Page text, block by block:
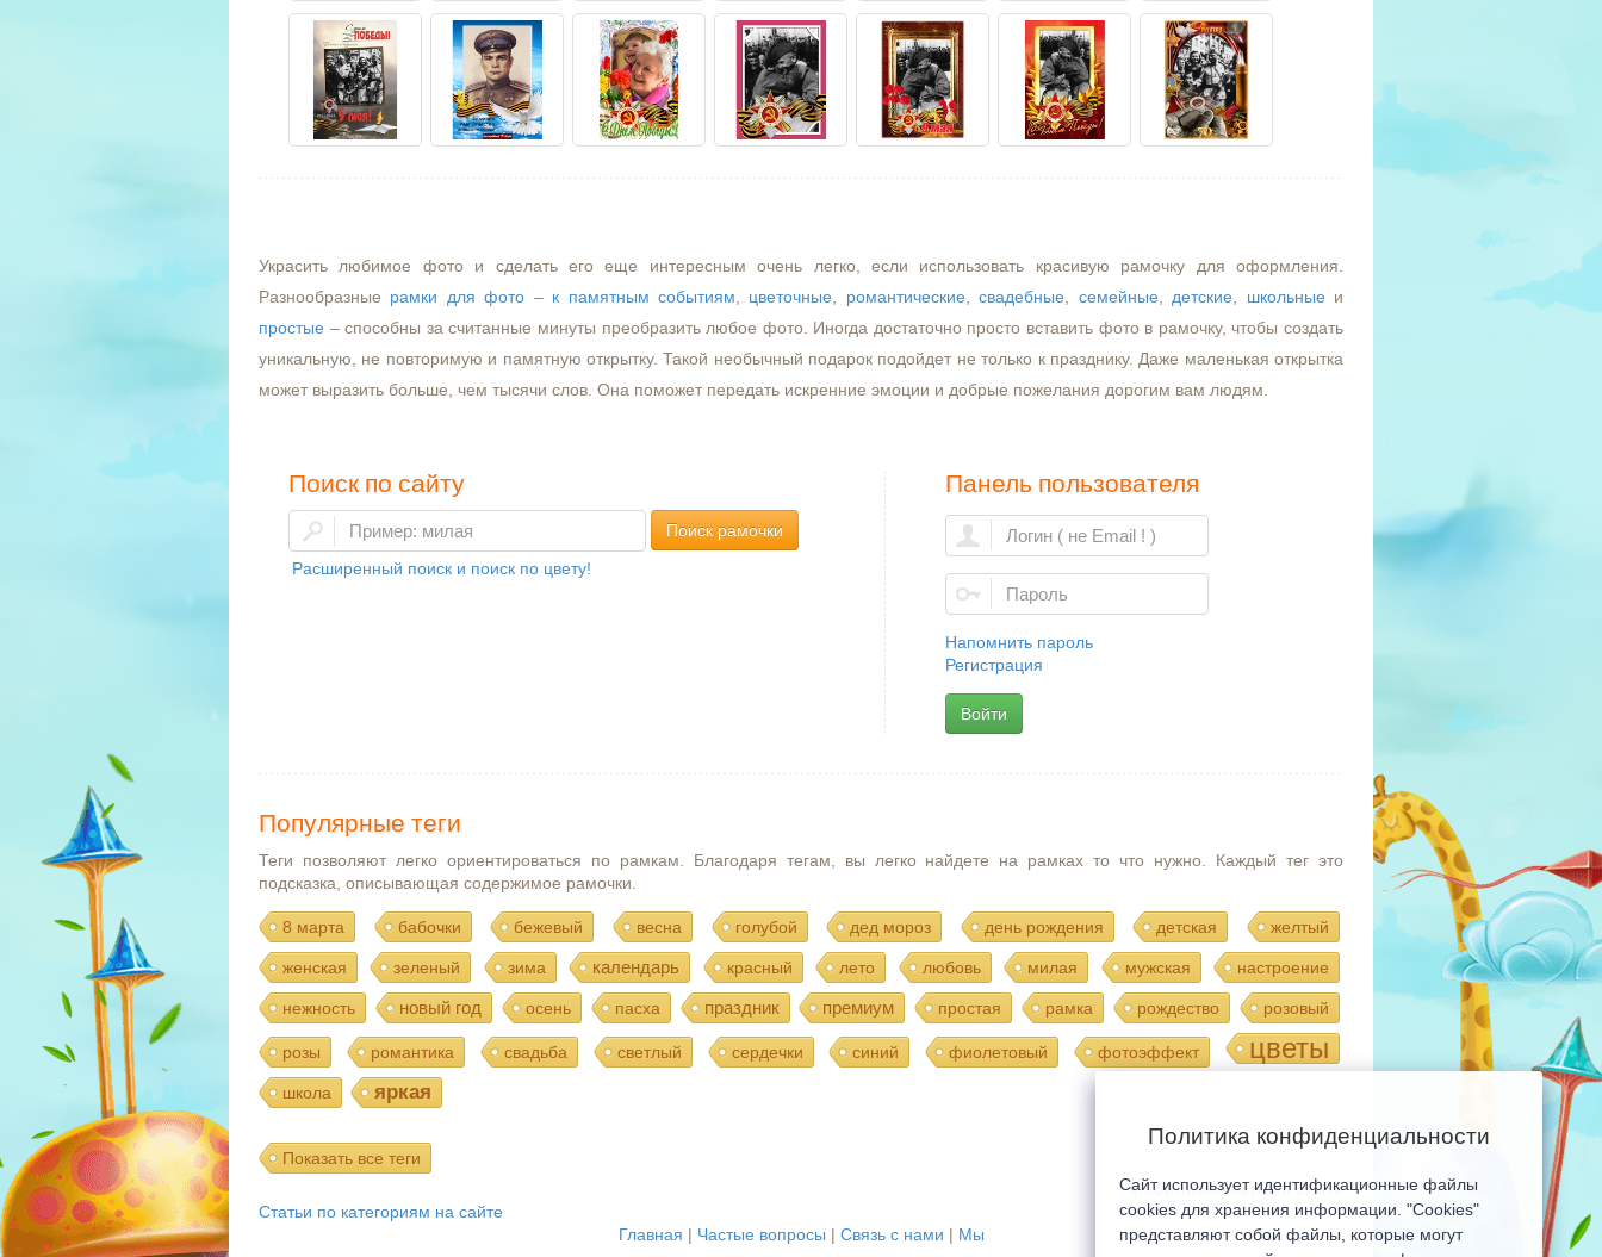
Украсить любимое фото и сделать его еще интересным очень легко, если использовать красивую рамочку для оформления.
Разнообразные рамки для фото – к памятным событиям цветочные романтические ,свадебные семейные детские школьные и
простые – способны за считанные минуты преобразить любое фото. Иногда достаточно просто вставить фото в рамочку, чтобы создать
уникальную, не повторимую и памятную открытку. Такой необычный подарок подойдет не только к празднику. Даже маленькая открытка
может выразить больше, чем тысячи слов. Она поможет передать искренние эмоции и добрые пожелания дорогим вам людям.
Поиск по сайту
Поиск рамочки
Расширенный поиск и поиск по цвету!
Панель пользователя
Напомнить пароль
Регистрация
Войти
Популярные теги
Теги позволяют легко ориентироваться по рамкам. Благодаря тегам, вы легко найдете на рамках то что нужно. Каждый тег это
подсказка, описывающая содержимое рамочки.
8 марта бабочки бежевый весна голубой дед мороз день рождения детская желтый
женская зеленый зима календарь красный лето любовь милая мужская настроение
нежность новый год осень пасха праздник премиум простая рамка рождество розовый
розы романтика свадьба светлый сердечки синий фиолетовый фотоэффект цветы
школа яркая
Показать все теги
Мобильная версия сайта
Статьи по категориям на сайте
Главная | Частые вопросы | Связь с нами | Мы
Политика конфиденциальности
Сайт использует идентификационные файлы
cookies для хранения информации. "Cookies"
представляют собой файлы, которые могут